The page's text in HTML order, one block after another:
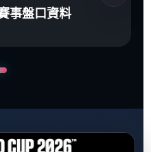
事盤口資料